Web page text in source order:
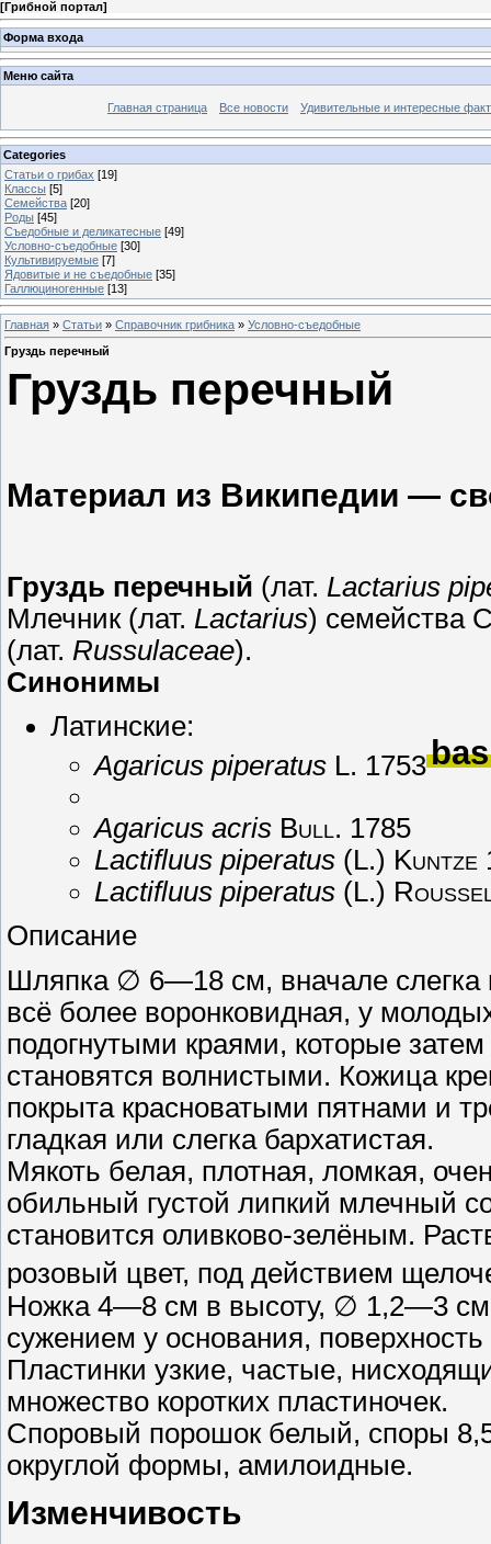
[Грибной портал]
Форма входа
Меню сайта
Главная страница Все новости Удивительные и интересные
Categories
Статьи о грибах [19]
Классы [5]
Семейства [20]
Роды [45]
Съедобные и деликатесные [49]
Условно-съедобные [30]
Культивируемые [7]
Ядовитые и не съедобные [35]
Галлюциногенные [13]
Главная » Статьи » Справочник грибника » Условно-съедобные
Груздь перечный
Груздь перечный
Материал из Википедии —
Груздь перечный (лат. Lactarius
Млечник (лат. Lactarius) семейства
(лат. Russulaceae).
Синонимы
Латинские:
Agaricus piperatus L. 1753
Agaricus acris Bull. 1785
Lactifluus piperatus (L.) Kuntze
Lactifluus piperatus (L.)
Описание
Шляпка ∅ 6—18 см, вначале слегка
всё более воронковидная, у
подогнутыми краями, которые
становятся волнистыми. Кожица
покрыта красноватыми пятнами и
гладкая или слегка бархатистая.
Мякоть белая, плотная, ломкая,
обильный густой липкий млечный
становится оливково-зелёным.
розовый цвет, под действием
Ножка 4—8 см в высоту, ∅ 1,2—3
сужением у основания,
Пластинки узкие, частые,
множество коротких пластиночек.
Споровый порошок белый, споры
округлой формы, амилоидные.
Изменчивость